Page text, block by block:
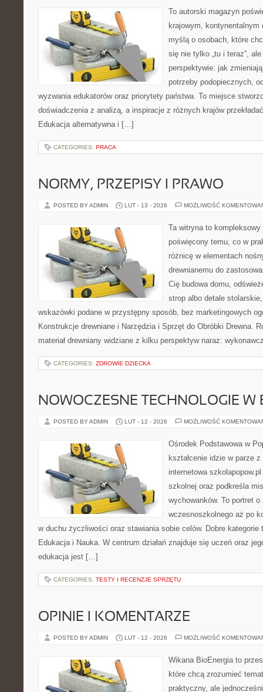
To autorski magazyn
krajowym, kontynentalnym
myślą o osobach, które
się nie tylko „tu i teraz”,
perspektywie: jak
potrzeby podopiecznych,
wyzwania edukatorów oraz priorytety państwa. To miejsce
doświadczenia z analizą, a inspiracje z różnych krajów
Edukacja alternatywna i […]
CATEGORIES: PRACA
NORMY, PRZEPISY I PRAWO
POSTED BY ADMIN LUT - 13 - 2026 MOŻLIWOŚĆ
Ta witryna to
poświęcony temu, co w
różnicę w elementach
drewnianemu do
Cię budowa domu,
strop albo detale
wskazówki podane w przystępny sposób, bez marketingowych
Konstrukcje drewniane i Narzędzia i Sprzęt do Obróbki Drewna.
materiał drewniany widziane z kilku perspektyw naraz:
CATEGORIES: ZDROWIE DZIECKA
NOWOCZESNE TECHNOLOGIE W
POSTED BY ADMIN LUT - 12 - 2026 MOŻLIWOŚĆ
Ośrodek Podstawowa w
kształcenie idzie w parze
internetowa
szkolnej oraz podkreśla
wychowanków. To portret
wczesnoszkolnego aż po
w duchu życzliwości oraz stawiania sobie celów. Dobre
Edukacja i Nauka. W centrum działań znajduje się uczeń oraz
edukacja jest […]
CATEGORIES: TESTY I RECENZJE SPRZĘTU
OPINIE I KOMENTARZE
POSTED BY ADMIN LUT - 12 - 2026 MOŻLIWOŚĆ
Wikana BioEnergia to
które chcą zrozumieć
praktyczny, ale